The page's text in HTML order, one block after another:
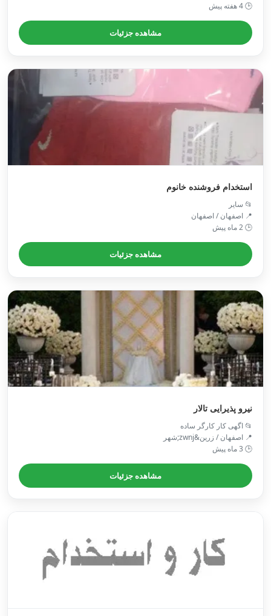
🕒 4 هفته پیش
مشاهده جزئیات
استخدام فروشنده خانوم
📂 سایر
📍 اصفهان / اصفهان
🕒 2 ماه پیش
مشاهده جزئیات
نیرو پذیرایی تالار
📂 اگهی کار کارگر ساده
📍 اصفهان / زرین&zwnj;شهر
🕒 3 ماه پیش
مشاهده جزئیات